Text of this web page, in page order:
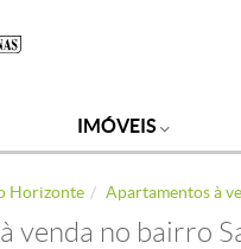
IMÓVEIS
Horizonte Apartamentos à
no bairro